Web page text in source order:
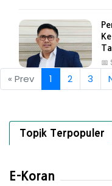
📅
« Prev 1 2 3
Topik Terpopuler
E-Koran